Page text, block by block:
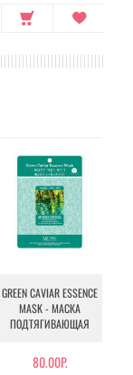
GREEN CAVIAR ESSENCE
MASK - МАСКА
ПОДТЯГИВАЮЩАЯ
80.00Р.